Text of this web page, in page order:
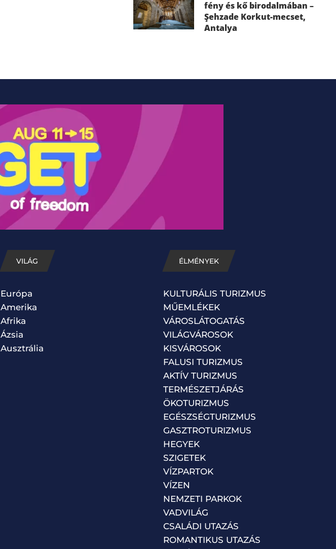
fény és kő birodalmában –
Şehzade Korkut-mecset,
Antalya
VILÁG
Európa
Amerika
Afrika
Ázsia
Ausztrália
ÉLMÉNYEK
KULTURÁLIS TURIZMUS
MŰEMLÉKEK
VÁROSLÁTOGATÁS
VILÁGVÁROSOK
KISVÁROSOK
FALUSI TURIZMUS
AKTÍV TURIZMUS
TERMÉSZETJÁRÁS
ÖKOTURIZMUS
EGÉSZSÉGTURIZMUS
GASZTROTURIZMUS
HEGYEK
SZIGETEK
VÍZPARTOK
VÍZEN
NEMZETI PARKOK
VADVILÁG
CSALÁDI UTAZÁS
ROMANTIKUS UTAZÁS